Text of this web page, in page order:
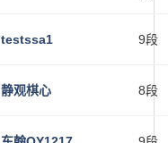
testssa1 9段
静观棋心 8段